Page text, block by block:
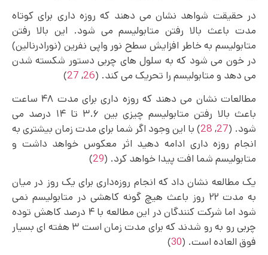
در حقیقت شواهد نشان می دهند که روزه داری برای کوتاه
مدت باعث بالا رفتن متابولیسم می شود. این بالا رفتن
متابولیسم به خاطر افزایش سطح نور واپی نفرین (نورادرنالین)
در خون می شود که به سلول های چربی دستور شکسته شدن
می دهد و متابولیسم را تحریک می کند. (26
,
27
)
مطالعات نشان می دهند که روزه داری برای مدت ۴۸ ساعت
باعث بالا رفتن متابولیسم چیزی بین ۳.۶ تا ۱۴ درصد می
شود. (27
,
28) با این وجود اگر شما برای مدت زمان بیشتری به
انجام روزه‌ داری ادامه دهید اثر معکوس خواهد داشت و
متابولیسم شما افت پیدا خواهد کرد. (29
)
یک مطالعه نشان داد که انجام روزه‌داری برای یک روز در میان
به مدت ۲۲ روز باعث هیچ گونه کاهشی در متابولیسم نمی‌
شود اما شرکت کنندگان در این مطالعه با ۴ درصد کاهش توده
چربی رو به‌ رو شدند که برای مدت زمان است ۳ هفته ای بسیار
فوق العاده است. (30
)